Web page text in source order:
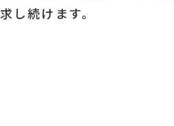
求し続けます。